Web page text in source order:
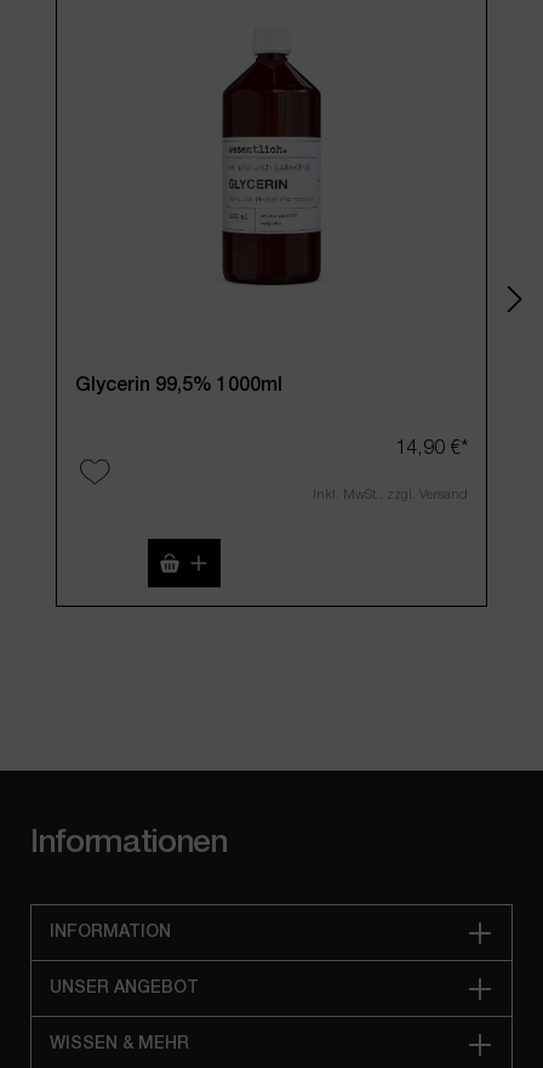
Glycerin 99,5% 1000ml
14,90 €*
Inkl. MwSt., zzgl. Versand
Produkt Anzahl: Gib den gewünschten
Informationen
INFORMATION
UNSER ANGEBOT
WISSEN & MEHR